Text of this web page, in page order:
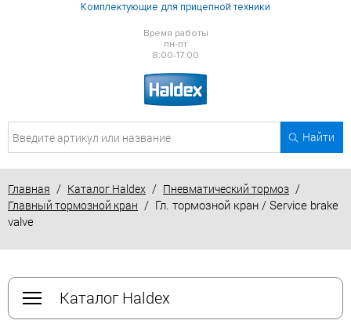
Комплектующие для прицепной техники
Время работы
пн-пт
8:00-17:00
Найти
Главная / Каталог Haldex / Пневматический тормоз /
Главный тормозной кран / Гл. тормозной кран / Service brake
valve
Каталог Haldex